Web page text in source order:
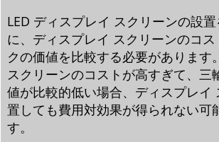
LED ディスプレイ スクリーンの設
に、ディスプレイ スクリーンのコ
クの価値を比較する必要があります
スクリーンのコストが高すぎて、三
値が比較的低い場合、ディスプレイ
置しても費用対効果が得られない可
す。